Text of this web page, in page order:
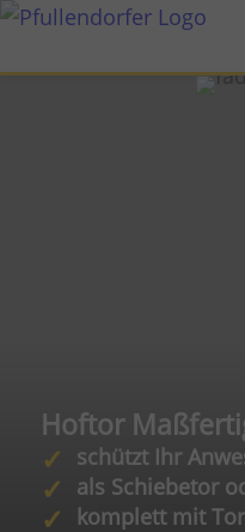
Hoftor
schützt Ihr
als Schiebetor
komplett mit